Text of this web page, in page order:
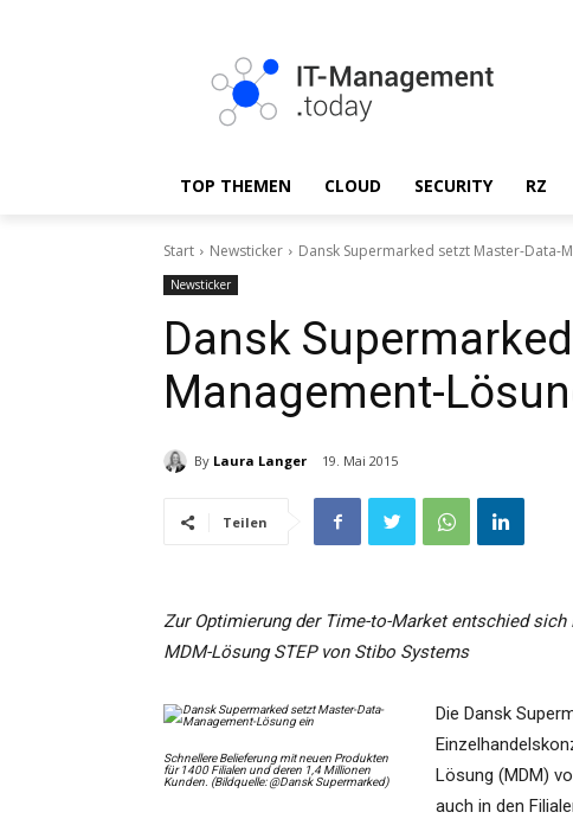
TOP THEMEN CLOUD SECURITY RZ
Start Newsticker Dansk Supermarked setzt Master-Data-
Newsticker
Dansk
Management-
By Laura Langer 19. Mai 2015
Teilen
Zur Optimierung der Time-to-Market entschied
MDM-Lösung STEP von Stibo Systems
Schnellere Belieferung mit neuen Produkten
für 1400 Filialen und deren 1,4 Millionen
Kunden. (Bildquelle: @Dansk Supermarked)
Die Dansk
Lösung (MDM)
auch in den